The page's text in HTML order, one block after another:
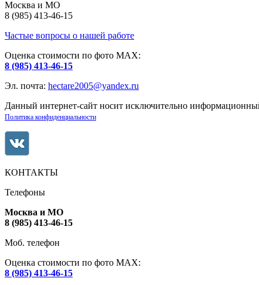
Москва и МО
8 (985) 413-46-15
Частые вопросы о нашей работе
Оценка стоимости по фото МАХ:
8 (985) 413-46-15
Эл. почта: hectare2005@yandex.ru
Данный интернет-сайт носит исключительно
Политика конфиденциальности
КОНТАКТЫ
Телефоны
Москва и МО
8 (985) 413-46-15
Моб. телефон
Оценка стоимости по фото МАХ:
8 (985) 413-46-15